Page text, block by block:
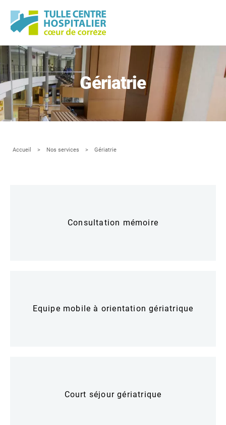
Gériatrie
Accueil Nos services Gériatrie
Consultation mémoire
Equipe mobile à orientation gériatrique
Court séjour gériatrique